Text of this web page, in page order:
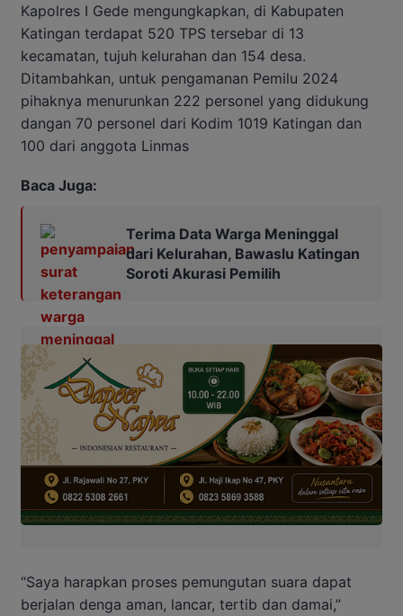
Kapolres I Gede mengungkapkan, di Kabupaten
Katingan terdapat 520 TPS tersebar di 13
kecamatan, tujuh kelurahan dan 154 desa.
Ditambahkan, untuk pengamanan Pemilu 2024
pihaknya menurunkan 222 personel yang didukung
dangan 70 personel dari Kodim 1019 Katingan dan
100 dari anggota Linmas
Baca Juga:
Terima Data Warga Meninggal
dari Kelurahan, Bawaslu Katingan
Soroti Akurasi Pemilih
“Saya harapkan proses pemungutan suara dapat
berjalan denga aman, lancar, tertib dan damai,”